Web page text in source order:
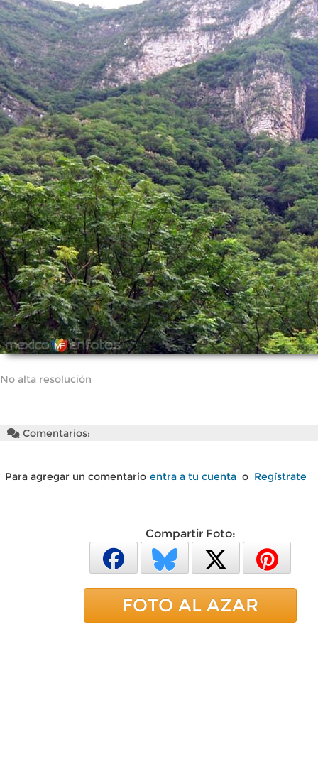
No alta resolución
Comentarios:
Para agregar un comentario entra a tu cuenta o Regístrate
Compartir Foto:
FOTO AL AZAR